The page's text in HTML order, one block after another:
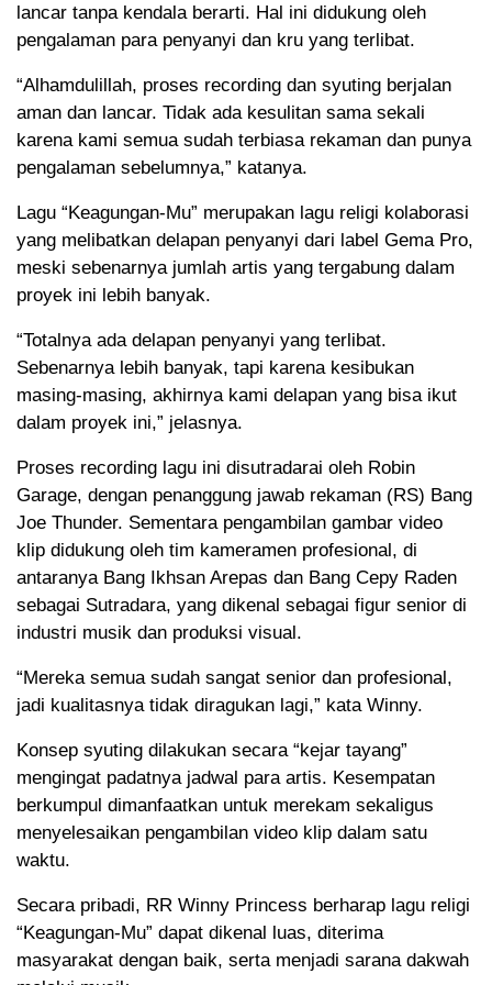
lancar tanpa kendala berarti. Hal ini didukung oleh
pengalaman para penyanyi dan kru yang terlibat.
“Alhamdulillah, proses recording dan syuting berjalan
aman dan lancar. Tidak ada kesulitan sama sekali
karena kami semua sudah terbiasa rekaman dan punya
pengalaman sebelumnya,” katanya.
Lagu “Keagungan-Mu” merupakan lagu religi kolaborasi
yang melibatkan delapan penyanyi dari label Gema Pro,
meski sebenarnya jumlah artis yang tergabung dalam
proyek ini lebih banyak.
“Totalnya ada delapan penyanyi yang terlibat.
Sebenarnya lebih banyak, tapi karena kesibukan
masing-masing, akhirnya kami delapan yang bisa ikut
dalam proyek ini,” jelasnya.
Proses recording lagu ini disutradarai oleh Robin
Garage, dengan penanggung jawab rekaman (RS) Bang
Joe Thunder. Sementara pengambilan gambar video
klip didukung oleh tim kameramen profesional, di
antaranya Bang Ikhsan Arepas dan Bang Cepy Raden
sebagai Sutradara, yang dikenal sebagai figur senior di
industri musik dan produksi visual.
“Mereka semua sudah sangat senior dan profesional,
jadi kualitasnya tidak diragukan lagi,” kata Winny.
Konsep syuting dilakukan secara “kejar tayang”
mengingat padatnya jadwal para artis. Kesempatan
berkumpul dimanfaatkan untuk merekam sekaligus
menyelesaikan pengambilan video klip dalam satu
waktu.
Secara pribadi, RR Winny Princess berharap lagu religi
“Keagungan-Mu” dapat dikenal luas, diterima
masyarakat dengan baik, serta menjadi sarana dakwah